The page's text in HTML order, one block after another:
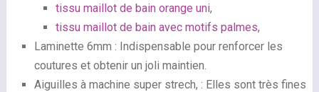
tissu maillot de bain orange uni,
tissu maillot de bain avec motifs palmes,
Laminette 6mm : Indispensable pour renforcer les
coutures et obtenir un joli maintien.
Aiguilles à machine super strech, : Elles sont très fines